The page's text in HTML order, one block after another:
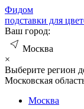
Фидом
подставки для
Ваш город:
Москва
×
Выберите регион
Московская
Москва